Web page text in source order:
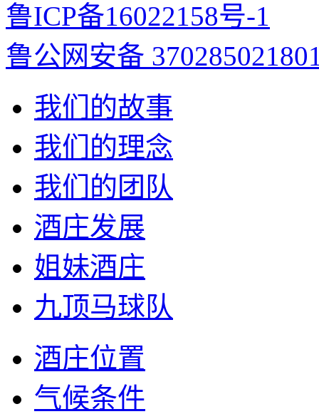
鲁ICP备16022158号-1
鲁公网安备
我们的故事
我们的理念
我们的团队
酒庄发展
姐妹酒庄
九顶马球队
酒庄位置
气候条件